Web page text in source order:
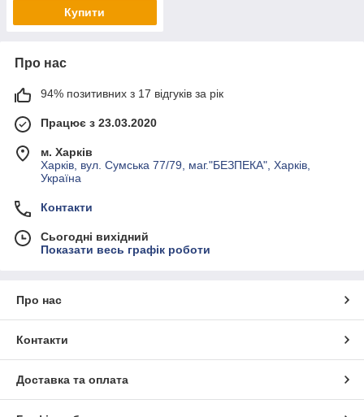
Купити
Про нас
94% позитивних з 17 відгуків за рік
Працює з 23.03.2020
м. Харків
Харків, вул. Сумська 77/79, маг."БЕЗПЕКА", Харків,
Україна
Контакти
Сьогодні вихідний
Показати весь графік роботи
Про нас
Контакти
Доставка та оплата